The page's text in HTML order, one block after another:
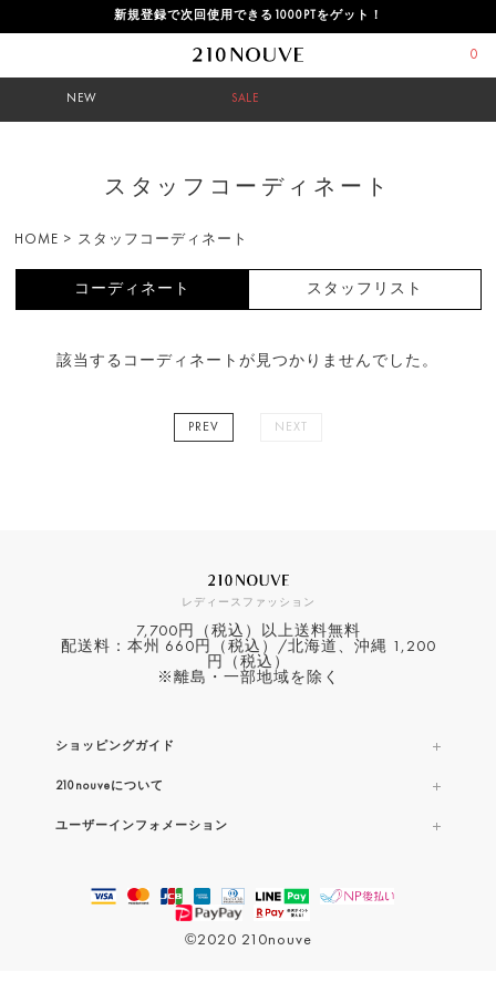
新規登録で次回使用できる1000PTをゲット！
0
NEW SALE
スタッフコーディネート
HOME > スタッフコーディネート
コーディネート スタッフリスト
該当するコーディネートが見つかりませんでした。
PREV NEXT
レディースファッション
7,700円（税込）以上送料無料
配送料：本州 660円（税込）/北海道、沖縄 1,200
円（税込）
※離島・一部地域を除く
ショッピングガイド
210nouveについて
ユーザーインフォメーション
©2020 210nouve